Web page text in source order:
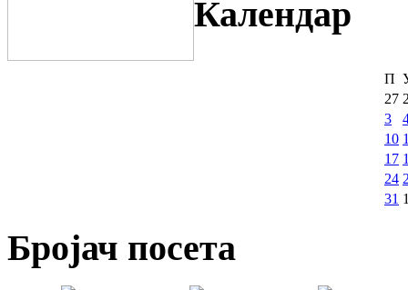
Календар
П
27
3
10
17
24
31
Бројач посета